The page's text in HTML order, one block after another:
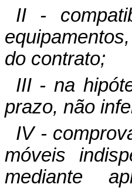
II -
do contrato;
III - na
prazo, não
IV -
móveis
mediante